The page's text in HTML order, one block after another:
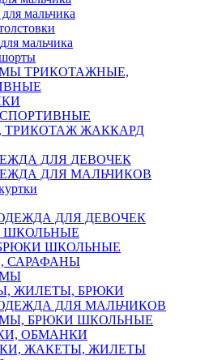
мальчика
мальчика
ТРИКОТАЖНЫЕ,
ТРИКОТАЖ ЖАККАРД
ДЛЯ ДЕВОЧЕК
ДЛЯ МАЛЬЧИКОВ
ДЛЯ ДЕВОЧЕК
ШКОЛЬНЫЕ
ШКОЛЬНЫЕ
САРАФАНЫ
ЖИЛЕТЫ, БРЮКИ
ДЛЯ МАЛЬЧИКОВ
БРЮКИ ШКОЛЬНЫЕ
ОБМАНКИ
ЖАКЕТЫ, ЖИЛЕТЫ